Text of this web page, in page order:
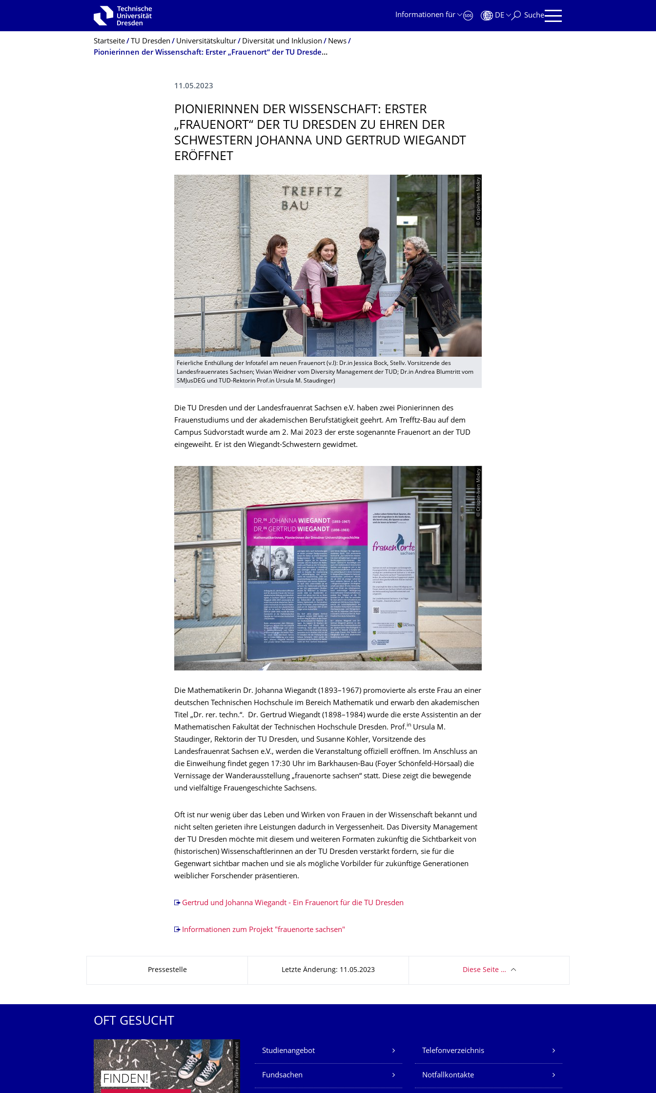
Zur Hauptnavigation springen
Informationen für
DE Suche
Breadcrumb-Menü
Startseite TU Dresden Universitätskultur Diversität und Inklusion
News
Pionierinnen der Wissenschaft: Erster „Frauenort“ der TU Dresden zu Ehren der Schwestern Johanna und Gertrud Wiegandt eröffnet
11.05.2023
PIONIERINNEN DER WISSENSCHAFT: ERSTER
„FRAUENORT“ DER TU DRESDEN ZU EHREN DER
SCHWESTERN JOHANNA UND GERTRUD WIEGANDT
ERÖFFNET
© Crispin-Iven Mokry
Feierliche Enthüllung der Infotafel am neuen Frauenort (v.l): Dr.in Jessica Bock, Stellv. Vorsitzende des
Landesfrauenrates Sachsen; Vivian Weidner vom Diversity Management der TUD; Dr.in Andrea Blumtritt vom
SMJusDEG und TUD-Rektorin Prof.in Ursula M. Staudinger)
Die TU Dresden und der Landesfrauenrat Sachsen e.V. haben zwei Pionierinnen des
Frauenstudiums und der akademischen Berufstätigkeit geehrt. Am Trefftz-Bau auf dem
Campus Südvorstadt wurde am 2. Mai 2023 der erste sogenannte Frauenort an der TUD
eingeweiht. Er ist den Wiegandt-Schwestern gewidmet.
© Crispin-Iven Mokry
Die Mathematikerin Dr. Johanna Wiegandt (1893–1967) promovierte als erste Frau an einer
deutschen Technischen Hochschule im Bereich Mathematik und erwarb den akademischen
Titel „Dr. rer. techn.“. Dr. Gertrud Wiegandt (1898–1984) wurde die erste Assistentin an der
Mathematischen Fakultät der Technischen Hochschule Dresden. Prof.in Ursula M.
Staudinger, Rektorin der TU Dresden, und Susanne Köhler, Vorsitzende des
Landesfrauenrat Sachsen e.V., werden die Veranstaltung offiziell eröffnen. Im Anschluss an
die Einweihung findet gegen 17:30 Uhr im Barkhausen-Bau (Foyer Schönfeld-Hörsaal) die
Vernissage der Wanderausstellung „frauenorte sachsen“ statt. Diese zeigt die bewegende
und vielfältige Frauengeschichte Sachsens.
Oft ist nur wenig über das Leben und Wirken von Frauen in der Wissenschaft bekannt und
nicht selten gerieten ihre Leistungen dadurch in Vergessenheit. Das Diversity Management
der TU Dresden möchte mit diesem und weiteren Formaten zukünftig die Sichtbarkeit von
(historischen) Wissenschaftlerinnen an der TU Dresden verstärkt fördern, sie für die
Gegenwart sichtbar machen und sie als mögliche Vorbilder für zukünftige Generationen
weiblicher Forschender präsentieren.
Gertrud und Johanna Wiegandt - Ein Frauenort für die TU Dresden
Informationen zum Projekt "frauenorte sachsen"
Pressestelle Letzte Änderung: 11.05.2023 Diese Seite …
OFT GESUCHT
© Smarterpix / tomert
FINDEN!
Unsere Dienste
Studienangebot Telefonverzeichnis
Fundsachen Notfallkontakte